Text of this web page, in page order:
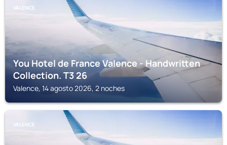
VALENCE
You Hotel de France Valence - Handwritten
Collection. T3 26
Valence, 14 agosto 2026, 2 noches
VALENCE